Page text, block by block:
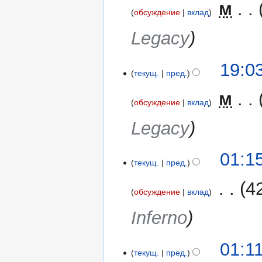
обсуждение вклад
м
Legacy
текущ. пред.
обсуждение вклад
м
Legacy
июлятекущ. пред.
обсуждение вклад
Inferno
текущ. пред.